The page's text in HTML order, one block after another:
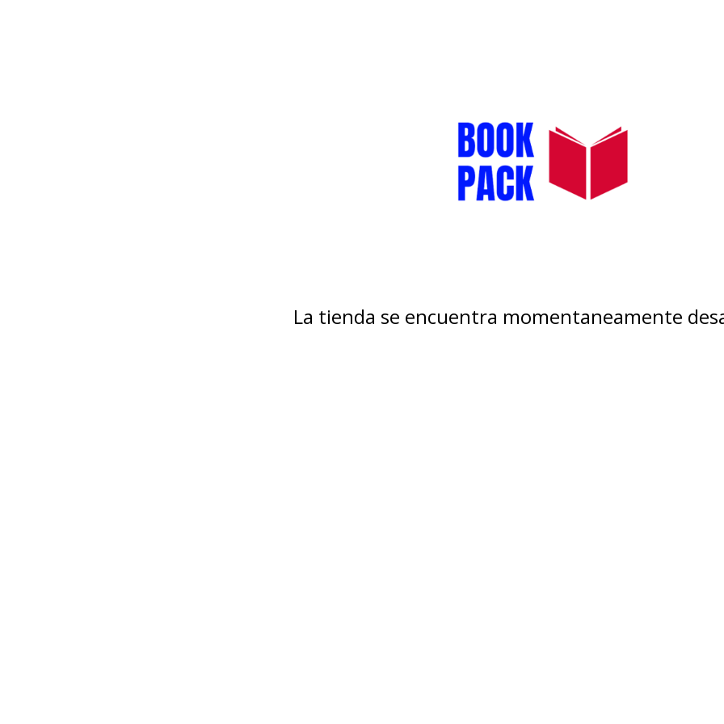
La tienda se encuentra momentaneamente